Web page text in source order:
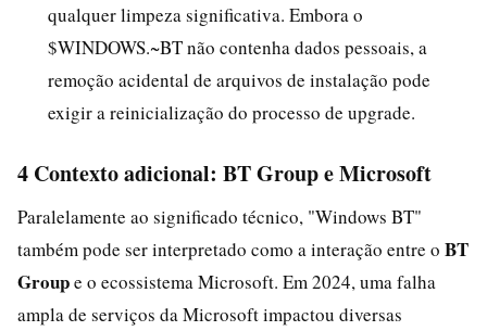
qualquer limpeza significativa. Embora o
$WINDOWS.~BT não contenha dados pessoais, a
remoção acidental de arquivos de instalação pode
exigir a reinicialização do processo de upgrade.
4 Contexto adicional: BT Group e Microsoft
Paralelamente ao significado técnico, "Windows BT"
também pode ser interpretado como a interação entre o BT
Groupe o ecossistema Microsoft. Em 2024, uma falha
ampla de serviços da Microsoft impactou diversas